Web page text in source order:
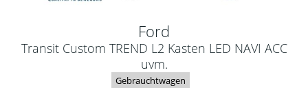
Ford
Transit Custom TREND L2 Kasten LED NAVI ACC
uvm.
Gebrauchtwagen